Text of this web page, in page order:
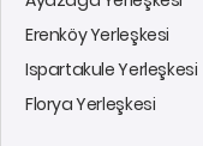
Erenköy Yerleşkesi
Ispartakule Yerleşkesi
Florya Yerleşkesi